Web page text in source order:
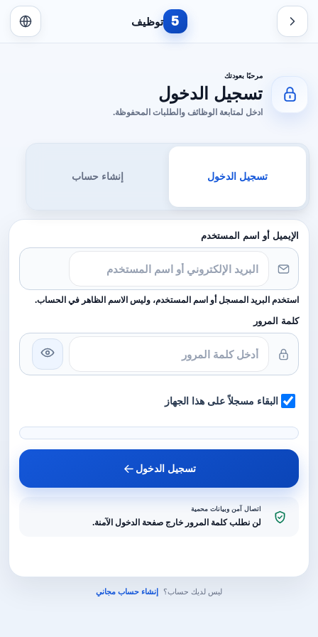
5 توظيف
مرحبًا بعودتك
تسجيل الدخول
ادخل لمتابعة الوظائف والطلبات المحفوظة.
تسجيل الدخول إنشاء حساب
الإيميل أو اسم المستخدم
استخدم البريد المسجل أو اسم المستخدم، وليس الاسم الظاهر في الحساب.
كلمة المرور
البقاء مسجلاً على هذا الجهاز
تسجيل الدخول
اتصال آمن وبيانات محمية
لن نطلب كلمة المرور خارج صفحة الدخول الآمنة.
ليس لديك حساب؟ إنشاء حساب مجاني